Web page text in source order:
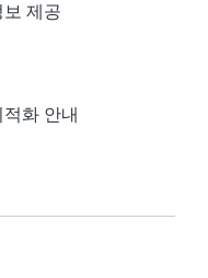
제공
화 안내